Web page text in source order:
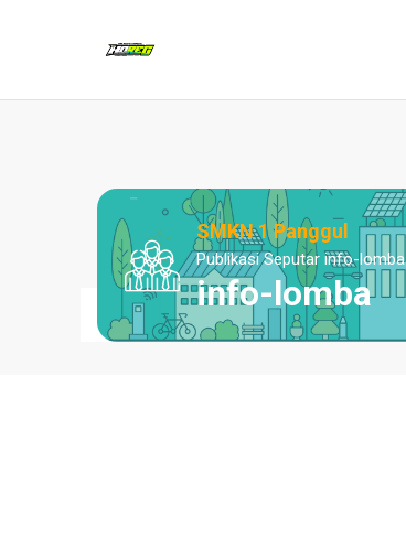
SMKN 1 Panggul
Publikasi Seputar info-lomba
info-lomba